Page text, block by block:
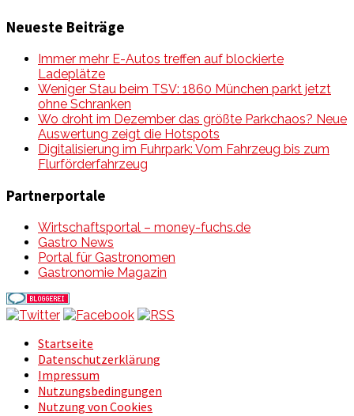
Neueste Beiträge
Immer mehr E-Autos treffen auf blockierte
Ladeplätze
Weniger Stau beim TSV: 1860 München parkt jetzt
ohne Schranken
Wo droht im Dezember das größte Parkchaos? Neue
Auswertung zeigt die Hotspots
Digitalisierung im Fuhrpark: Vom Fahrzeug bis zum
Flurförderfahrzeug
Partnerportale
Wirtschaftsportal – money-fuchs.de
Gastro News
Portal für Gastronomen
Gastronomie Magazin
Startseite
Datenschutzerklärung
Impressum
Nutzungsbedingungen
Nutzung von Cookies